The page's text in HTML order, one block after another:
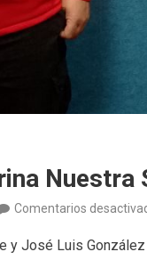
Nuestra
Comentarios
y José Luis